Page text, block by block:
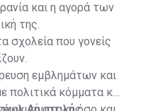
και η αγορά των
της.
σχολεία που γονείς
εμβλημάτων και
πολιτικά κόμματα και